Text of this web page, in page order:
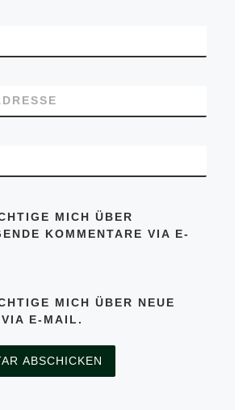
MICH ÜBER
KOMMENTARE VIA E-
MICH ÜBER NEUE
E-MAIL.